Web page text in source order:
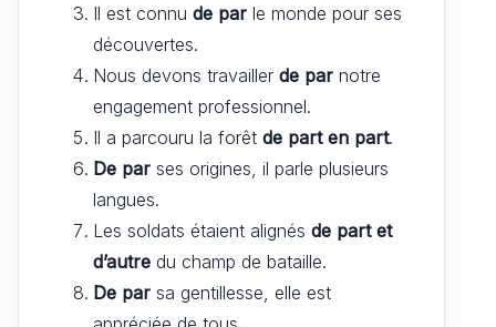
Il est connu de par le monde pour ses
découvertes.
Nous devons travailler de par notre
engagement professionnel.
Il a parcouru la forêt de part en part.
De par ses origines, il parle plusieurs
langues.
Les soldats étaient alignés de part et
d’autre du champ de bataille.
De par sa gentillesse, elle est